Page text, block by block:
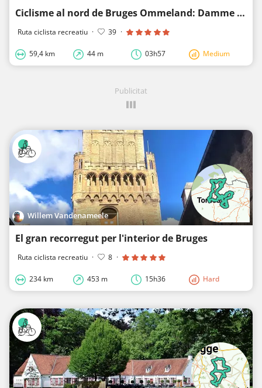
Ciclisme al nord de Bruges Ommeland: Damme - Sluis - Lissewege - Polder Uitkerkse
Ruta ciclista recreatiu · 39 ·
59,4 km 44 m 03h57 Medium
Publicitat
Willem Vandenameele
El gran recorregut per l'interior de Bruges
Ruta ciclista recreatiu · 8 ·
234 km 453 m 15h36 Hard